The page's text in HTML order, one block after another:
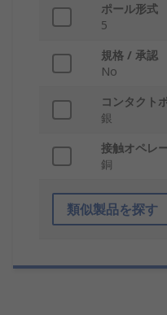
ポール形式
5
規格 / 承認
No
コンタクト
銀
接触オペレ
銅
類似製品を探す